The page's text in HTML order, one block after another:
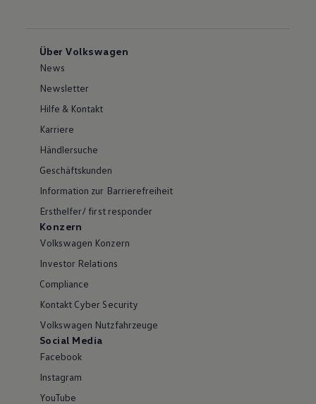
Über Volkswagen
News
Newsletter
Hilfe & Kontakt
Karriere
Händlersuche
Geschäftskunden
Information zur Barrierefreiheit
Ersthelfer/ first responder
Konzern
Volkswagen Konzern
Investor Relations
Compliance
Kontakt Cyber Security
Volkswagen Nutzfahrzeuge
Social Media
Facebook
Instagram
YouTube